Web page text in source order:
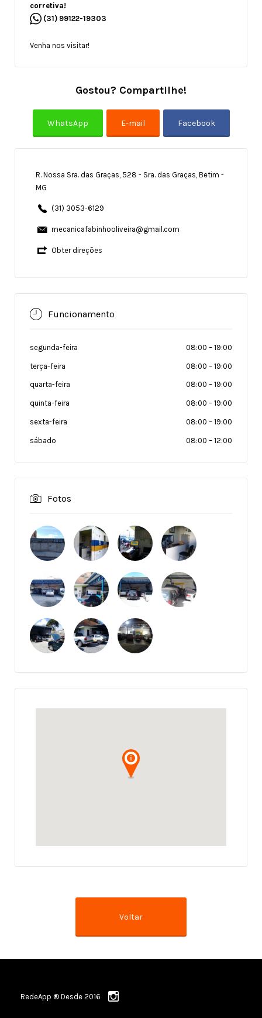
corretiva!
(31) 99122-19303
Venha nos visitar!
Gostou? Compartilhe!
R. Nossa Sra. das Graças, 528 - Sra. das Graças, Betim -
MG
(31) 3053-6129
mecanicafabinhooliveira@gmail.com
Obter direções
Funcionamento
segunda-feira 08:00 – 19:00
terça-feira 08:00 – 19:00
quarta-feira 08:00 – 19:00
quinta-feira 08:00 – 19:00
sexta-feira 08:00 – 19:00
sábado 08:00 – 12:00
Fotos
RedeApp ® Desde 2016